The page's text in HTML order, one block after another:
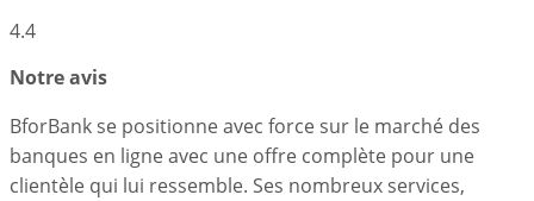
4.4
Notre avis
BforBank se positionne avec force sur le marché des
banques en ligne avec une offre complète pour une
clientèle qui lui ressemble. Ses nombreux services,